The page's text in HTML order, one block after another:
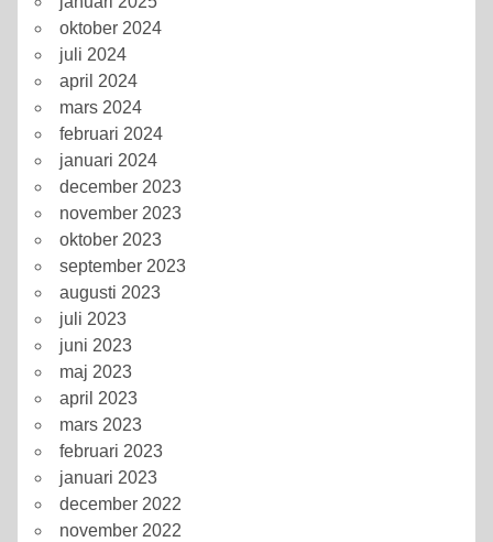
oktober 2024
juli 2024
april 2024
mars 2024
februari 2024
januari 2024
december 2023
november 2023
oktober 2023
september 2023
augusti 2023
juli 2023
juni 2023
maj 2023
april 2023
mars 2023
februari 2023
januari 2023
december 2022
november 2022